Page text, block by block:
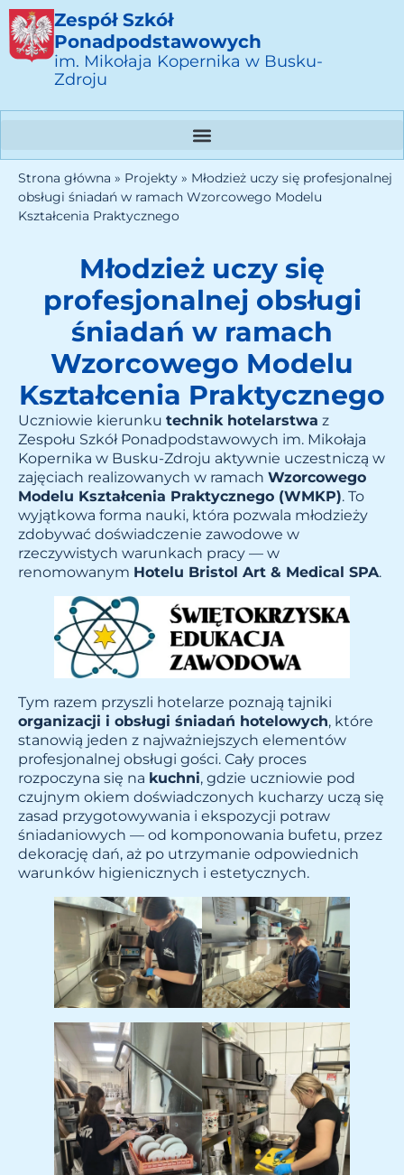
Zespół Szkół
Ponadpodstawowych
im. Mikołaja Kopernika w Busku-
Zdroju
Strona główna » Projekty » Młodzież uczy się profesjonalnej
obsługi śniadań w ramach Wzorcowego Modelu
Kształcenia Praktycznego
Młodzież uczy się
profesjonalnej obsługi
śniadań w ramach
Wzorcowego Modelu
Kształcenia Praktycznego
Uczniowie kierunku technik hotelarstwa z
Zespołu Szkół Ponadpodstawowych im. Mikołaja
Kopernika w Busku-Zdroju aktywnie uczestniczą w
zajęciach realizowanych w ramach Wzorcowego
Modelu Kształcenia Praktycznego (WMKP). To
wyjątkowa forma nauki, która pozwala młodzieży
zdobywać doświadczenie zawodowe w
rzeczywistych warunkach pracy — w
renomowanym Hotelu Bristol Art & Medical SPA.
Tym razem przyszli hotelarze poznają tajniki
organizacji i obsługi śniadań hotelowych, które
stanowią jeden z najważniejszych elementów
profesjonalnej obsługi gości. Cały proces
rozpoczyna się na kuchni, gdzie uczniowie pod
czujnym okiem doświadczonych kucharzy uczą się
zasad przygotowywania i ekspozycji potraw
śniadaniowych — od komponowania bufetu, przez
dekorację dań, aż po utrzymanie odpowiednich
warunków higienicznych i estetycznych.